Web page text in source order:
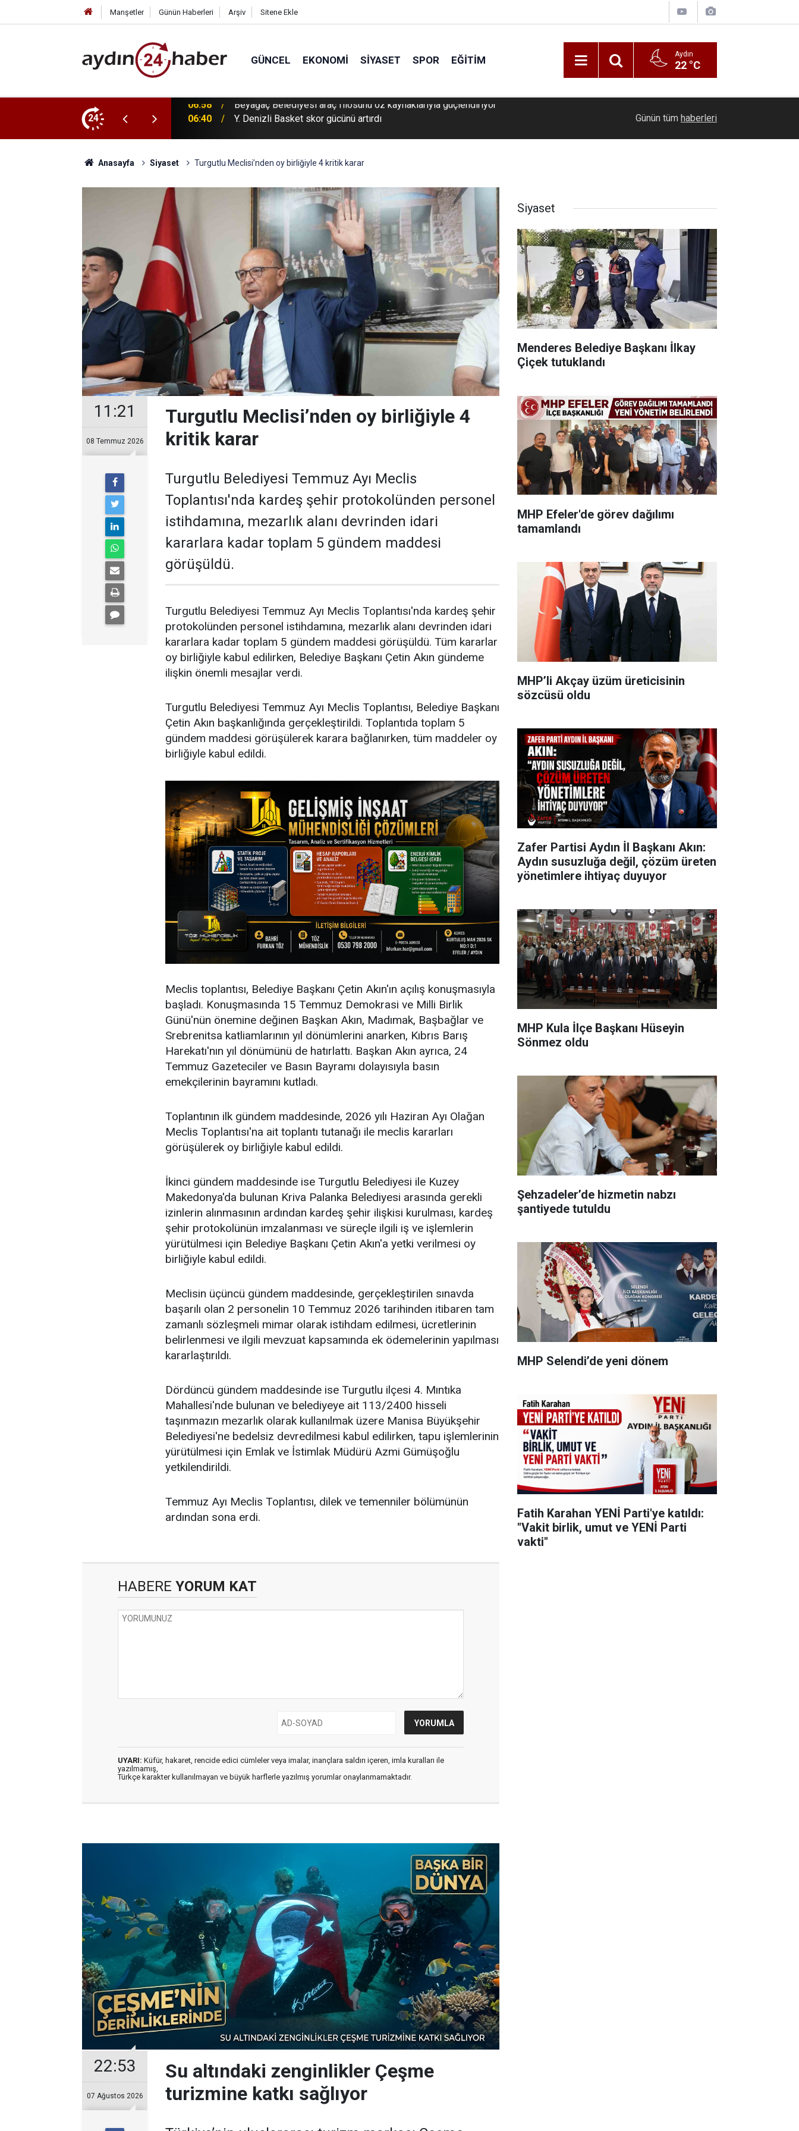
Manşetler Günün Haberleri Arşiv Sitene Ekle
GÜNCEL EKONOMI SIYASET SPOR EĞITIM Aydın
22 °C
24
kaynaklarıyla güçlendiriyor 06:40 Y. Denizli Basket skor gücünü artırdı DENİB Başkanı Uğurlu ihracatçıların taleplerini
Günün tüm haberleri
Anasayfa Siyaset Turgutlu Meclisi’nden oy birliğiyle 4 kritik karar
11:21
08 Temmuz 2026
Turgutlu Meclisi’nden oy birliğiyle 4
kritik karar
Turgutlu Belediyesi Temmuz Ayı Meclis
Toplantısı'nda kardeş şehir protokolünden personel
istihdamına, mezarlık alanı devrinden idari
kararlara kadar toplam 5 gündem maddesi
görüşüldü.
Turgutlu Belediyesi Temmuz Ayı Meclis Toplantısı'nda kardeş şehir
protokolünden personel istihdamına, mezarlık alanı devrinden idari
kararlara kadar toplam 5 gündem maddesi görüşüldü. Tüm kararlar
oy birliğiyle kabul edilirken, Belediye Başkanı Çetin Akın gündeme
ilişkin önemli mesajlar verdi.
Turgutlu Belediyesi Temmuz Ayı Meclis Toplantısı, Belediye Başkanı
Çetin Akın başkanlığında gerçekleştirildi. Toplantıda toplam 5
gündem maddesi görüşülerek karara bağlanırken, tüm maddeler oy
birliğiyle kabul edildi.
Meclis toplantısı, Belediye Başkanı Çetin Akın'ın açılış konuşmasıyla
başladı. Konuşmasında 15 Temmuz Demokrasi ve Milli Birlik
Günü'nün önemine değinen Başkan Akın, Madımak, Başbağlar ve
Srebrenitsa katliamlarının yıl dönümlerini anarken, Kıbrıs Barış
Harekatı'nın yıl dönümünü de hatırlattı. Başkan Akın ayrıca, 24
Temmuz Gazeteciler ve Basın Bayramı dolayısıyla basın
emekçilerinin bayramını kutladı.
Toplantının ilk gündem maddesinde, 2026 yılı Haziran Ayı Olağan
Meclis Toplantısı'na ait toplantı tutanağı ile meclis kararları
görüşülerek oy birliğiyle kabul edildi.
İkinci gündem maddesinde ise Turgutlu Belediyesi ile Kuzey
Makedonya'da bulunan Kriva Palanka Belediyesi arasında gerekli
izinlerin alınmasının ardından kardeş şehir ilişkisi kurulması, kardeş
şehir protokolünün imzalanması ve süreçle ilgili iş ve işlemlerin
yürütülmesi için Belediye Başkanı Çetin Akın'a yetki verilmesi oy
birliğiyle kabul edildi.
Meclisin üçüncü gündem maddesinde, gerçekleştirilen sınavda
başarılı olan 2 personelin 10 Temmuz 2026 tarihinden itibaren tam
zamanlı sözleşmeli mimar olarak istihdam edilmesi, ücretlerinin
belirlenmesi ve ilgili mevzuat kapsamında ek ödemelerinin yapılması
kararlaştırıldı.
Dördüncü gündem maddesinde ise Turgutlu ilçesi 4. Mıntıka
Mahallesi'nde bulunan ve belediyeye ait 113/2400 hisseli
taşınmazın mezarlık olarak kullanılmak üzere Manisa Büyükşehir
Belediyesi'ne bedelsiz devredilmesi kabul edilirken, tapu işlemlerinin
yürütülmesi için Emlak ve İstimlak Müdürü Azmi Gümüşoğlu
yetkilendirildi.
Temmuz Ayı Meclis Toplantısı, dilek ve temenniler bölümünün
ardından sona erdi.
HABERE YORUM KAT
UYARI: Küfür, hakaret, rencide edici cümleler veya imalar, inançlara saldırı içeren, imla kuralları ile
yazılmamış,
Türkçe karakter kullanılmayan ve büyük harflerle yazılmış yorumlar onaylanmamaktadır.
22:53
07 Ağustos 2026
Su altındaki zenginlikler Çeşme
turizmine katkı sağlıyor
Siyaset
Menderes Belediye Başkanı İlkay
Çiçek tutuklandı
MHP Efeler'de görev dağılımı
tamamlandı
MHP’li Akçay üzüm üreticisinin
sözcüsü oldu
Zafer Partisi Aydın İl Başkanı Akın:
Aydın susuzluğa değil, çözüm üreten
yönetimlere ihtiyaç duyuyor
MHP Kula İlçe Başkanı Hüseyin
Sönmez oldu
Şehzadeler’de hizmetin nabzı
şantiyede tutuldu
MHP Selendi’de yeni dönem
Fatih Karahan YENİ Parti'ye katıldı:
"Vakit birlik, umut ve YENİ Parti
vakti"